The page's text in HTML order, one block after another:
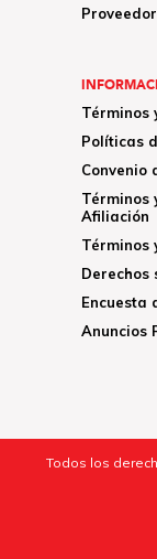
Términos
Políticas
Convenio
Términos
Afiliación
Términos
Derechos
Encuesta
Anuncios
Todos los